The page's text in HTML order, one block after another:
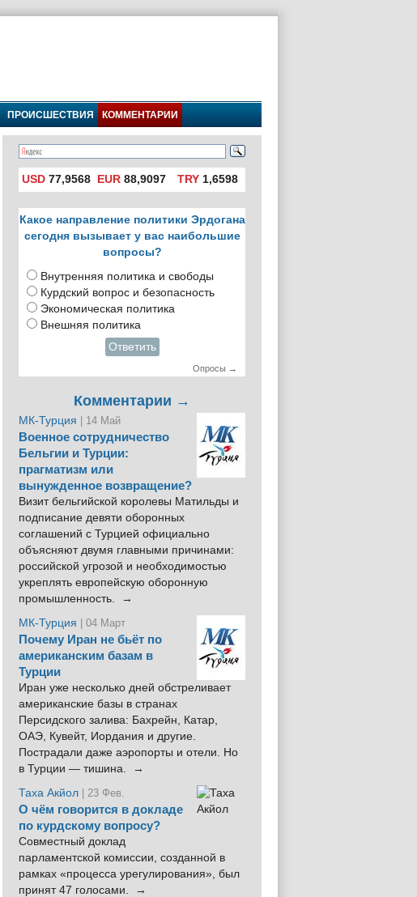
ПРОИСШЕСТВИЯ КОММЕНТАРИИ
USD 77,9568 EUR 88,9097 TRY1,6598
Какое направление политики Эрдогана
сегодня вызывает у вас наибольшие
вопросы?
Внутренняя политика и свободы
Курдский вопрос и безопасность
Экономическая политика
Внешняя политика
Ответить
Опросы →
Комментарии →
МК-Турция | 14 Май
Военное сотрудничество
Бельгии и Турции:
прагматизм или
вынужденное возвращение?
Визит бельгийской королевы Матильды и
подписание девяти оборонных
соглашений с Турцией официально
объясняют двумя главными причинами:
российской угрозой и необходимостью
укреплять европейскую оборонную
промышленность. →
МК-Турция
| 04 Март
Почему Иран не бьёт по
американским базам в
Турции
Иран уже несколько дней обстреливает
американские базы в странах
Персидского залива: Бахрейн, Катар,
ОАЭ, Кувейт, Иордания и другие.
Пострадали даже аэропорты и отели. Но
в Турции — тишина. →
Таха Акйол | 23 Фев.
О чём говорится в докладе
по курдскому вопросу?
Совместный доклад
парламентской комиссии, созданной в
рамках «процесса урегулирования», был
принят 47 голосами. →